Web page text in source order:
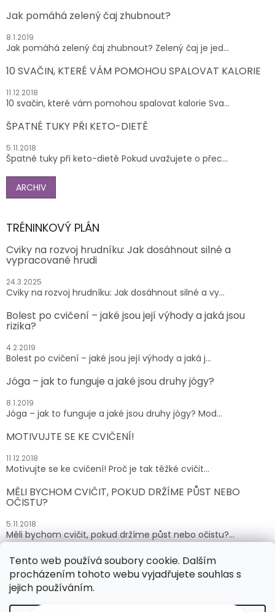
Tento web používá soubory cookie. Dalším
procházením tohoto webu vyjadřujete souhlas s
jejich používáním.
Jak pomáhá zelený čaj zhubnout?
8.1.2019
Jak pomáhá zelený čaj zhubnout? Zelený čaj je jed...
10 SVAČIN, KTERÉ VÁM POMOHOU SPALOVAT KALORIE
11.12.2018
10 svačin, které vám pomohou spalovat kalorie Sva...
ŠPATNÉ TUKY PŘI KETO-DIETĚ
5.11.2018
Špatné tuky při keto-dietě Pokud uvažujete o přec...
ARCHIV
TRÉNINKOVÝ PLÁN
Cviky na rozvoj hrudníku: Jak dosáhnout silné a
vypracované hrudi
24.3.2025
Cviky na rozvoj hrudníku: Jak dosáhnout silné a vy...
Bolest po cvičení – jaké jsou její výhody a jaká jsou
rizika?
4.2.2019
Bolest po cvičení – jaké jsou její výhody a jaká j...
Jóga – jak to funguje a jaké jsou druhy jógy?
8.1.2019
Jóga – jak to funguje a jaké jsou druhy jógy? Mod...
MOTIVUJTE SE KE CVIČENÍ!
11.12.2018
Motivujte se ke cvičení! Proč je tak těžké cvičit...
MĚLI BYCHOM CVIČIT, POKUD DRŽÍME PŮST NEBO
OČISTU?
5.11.2018
Měli bychom cvičit, pokud držíme půst nebo očistu?...
ARCHIV